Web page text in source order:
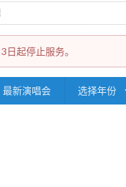
日起停止服务。
最新演唱会 选择年份